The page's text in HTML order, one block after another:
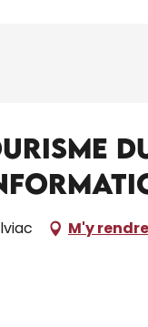
M'y rendre